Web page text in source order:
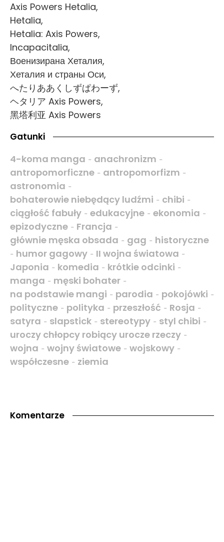
Axis Powers Hetalia,
Hetalia,
Hetalia: Axis Powers,
Incapacitalia,
Военизирана Хеталия,
Хеталия и страны Оси,
へたりああくしずぱわーず,
ヘタリア Axis Powers,
黑塔利亚 Axis Powers
Gatunki
4-koma manga - anachronizm -
antropomorficzne - antropomorfizm -
astronomia -
bohaterowie niebędący ludźmi - chibi -
ciągłość fabuły - edukacyjne - ekonomia -
epizodyczne - Francja -
głównie męska obsada - gag - historyczne
- humor gagowy - II wojna światowa -
Japonia - komedia - krótkie odcinki -
manga - męski bohater -
na podstawie mangi - parodia - pokojówki -
polityczne - polityka - przeszłość - Rosja -
satyra - slapstick - stereotypy - styl chibi -
uroczy chłopcy robiący urocze rzeczy -
wojna - wojny światowe - wojskowy -
współczesne - ziemia
Komentarze